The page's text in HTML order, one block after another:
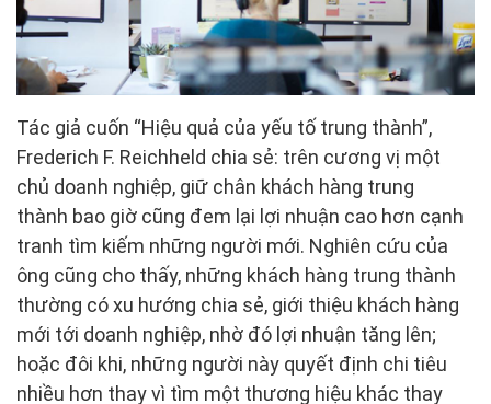
Tác giả cuốn “Hiệu quả của yếu tố trung thành”,
Frederich F. Reichheld chia sẻ: trên cương vị một
chủ doanh nghiệp, giữ chân khách hàng trung
thành bao giờ cũng đem lại lợi nhuận cao hơn cạnh
tranh tìm kiếm những người mới. Nghiên cứu của
ông cũng cho thấy, những khách hàng trung thành
thường có xu hướng chia sẻ, giới thiệu khách hàng
mới tới doanh nghiệp, nhờ đó lợi nhuận tăng lên;
hoặc đôi khi, những người này quyết định chi tiêu
nhiều hơn thay vì tìm một thương hiệu khác thay